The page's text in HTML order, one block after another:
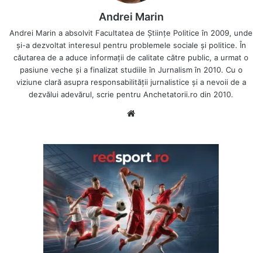
Andrei Marin
Andrei Marin a absolvit Facultatea de Științe Politice în 2009, unde
și-a dezvoltat interesul pentru problemele sociale și politice. În
căutarea de a aduce informații de calitate către public, a urmat o
pasiune veche și a finalizat studiile în Jurnalism în 2010. Cu o
viziune clară asupra responsabilității jurnalistice și a nevoii de a
dezvălui adevărul, scrie pentru Anchetatorii.ro din 2010.